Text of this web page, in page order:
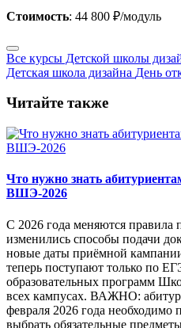
Стоимость: 44 800 ₽/модуль
Все курсы Детской школы
Детская школа дизайна День
Читайте также
Что нужно знать
ВШЭ-2026
С 2026 года меняются
изменились способы подачи
новые даты приёмной
теперь поступают только по
образовательных программ
всех кампусах. ВАЖНО:
февраля 2026 года необходимо
выбрать обязательные